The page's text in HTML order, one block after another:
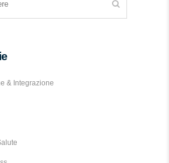
& Integrazione